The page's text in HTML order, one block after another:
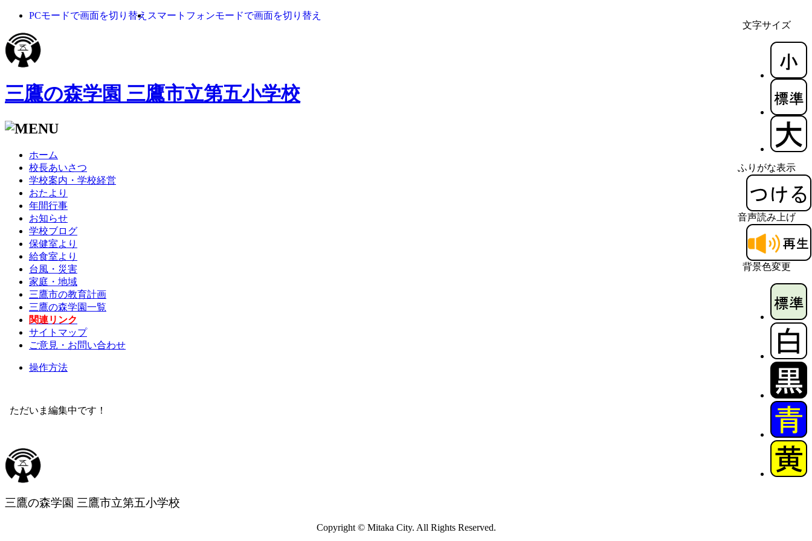
文字サイズ
ふりがな表示
音声読み上げ
背景色変更
PCモードで画面を切り替え スマートフォンモードで画面を切り替え
三鷹の森学園 三鷹市立第五小学校
ホーム
校長あいさつ
学校案内・学校経営
おたより
年間行事
お知らせ
学校ブログ
保健室より
給食室より
台風・災害
家庭・地域
三鷹市の教育計画
三鷹の森学園一覧
関連リンク
サイトマップ
ご意見・お問い合わせ
操作方法
ただいま編集中です！
三鷹の森学園 三鷹市立第五小学校
Copyright © Mitaka City. All Rights Reserved.